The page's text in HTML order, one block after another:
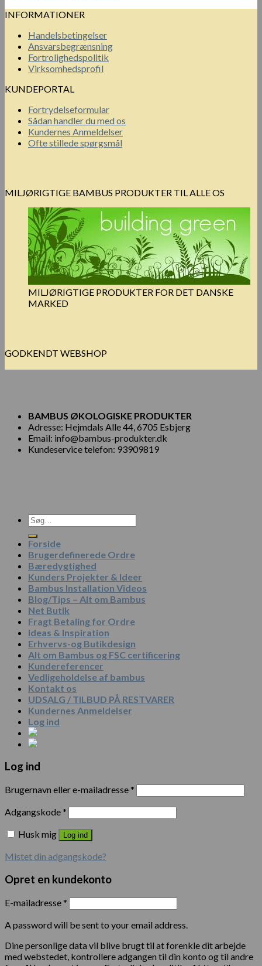
INFORMATIONER
Handelsbetingelser
Ansvarsbegrænsning
Fortrolighedspolitik
Virksomhedsprofil
KUNDEPORTAL
Fortrydelseformular
Sådan handler du med os
Kundernes Anmeldelser
Ofte stillede spørgsmål
MILJØRIGTIGE BAMBUS PRODUKTER TIL ALLE OS
MILJØRIGTIGE PRODUKTER FOR DET DANSKE
MARKED
GODKENDT WEBSHOP
BAMBUS ØKOLOGISKE PRODUKTER
Adresse: Hejmdals Alle 44, 6705 Esbjerg
Email: info@bambus-produkter.dk
Kundeservice telefon: 93909819
Søg
efter:
Forside
Brugerdefinerede Ordre
Bæredygtighed
Kunders Projekter & Ideer
Bambus Installation Videos
Blog/Tips – Alt om Bambus
Net Butik
Fragt Betaling for Ordre
Ideas & Inspiration
Erhvervs-og Butikdesign
Alt om Bambus og FSC certificering
Kundereferencer
Vedligeholdelse af bambus
Kontakt os
UDSALG / TILBUD PÅ RESTVARER
Kundernes Anmeldelser
Log ind
Log ind
Brugernavn eller e-mailadresse*
Adgangskode*
Husk mig
Log ind
Mistet din adgangskode?
Opret en kundekonto
E-mailadresse*
A password will be sent to your email address.
Dine personlige data vil blive brugt til at forenkle dit arbejde
med webstedet, kontrollere adgangen til din konto og til andre